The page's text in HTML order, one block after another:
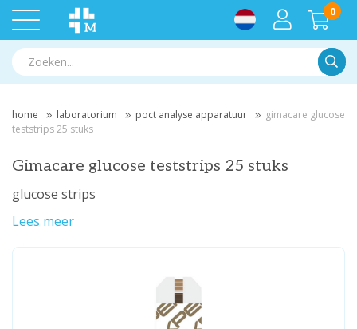
0
home laboratorium poct analyse apparatuur
gimacare glucose
teststrips 25 stuks
Gimacare glucose teststrips 25 stuks
glucose strips
Lees meer